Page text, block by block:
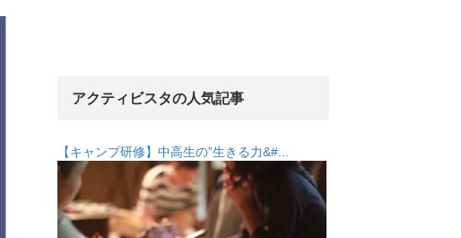
アクティビスタの人気記事
【キャンプ研修】中高生の”生きる力&#...